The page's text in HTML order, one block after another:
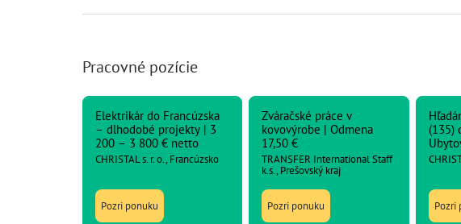
Pracovné pozície
Elektrikár do Francúzska
– dlhodobé projekty | 3
200 – 3 800 € netto
CHRISTAL s. r. o., Francúzsko
Pozri ponuku
Zváračské práce v
kovovýrobe | Odmena
17,50 €
TRANSFER International Staff
k.s., Prešovský kraj
Pozri ponuku
(135)
Pozri